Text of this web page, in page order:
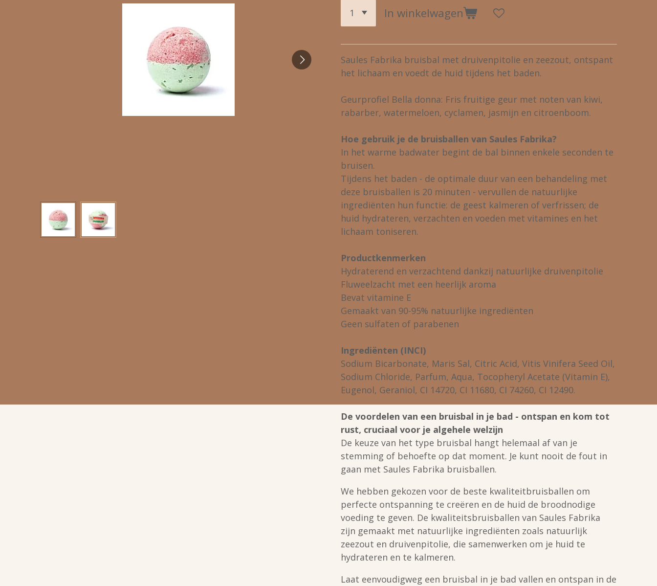
In winkelwagen
Saules Fabrika bruisbal met druivenpitolie en zeezout, ontspant
het lichaam en voedt de huid tijdens het baden.
Geurprofiel Bella donna: Fris fruitige geur met noten van kiwi,
rabarber, watermeloen, cyclamen, jasmijn en citroenboom.
Hoe gebruik je de bruisballen van Saules Fabrika?
In het warme badwater begint de bal binnen enkele seconden te
bruisen.
Tijdens het baden - de optimale duur van een behandeling met
deze bruisballen is 20 minuten - vervullen de natuurlijke
ingrediënten hun functie: de geest kalmeren of verfrissen; de
huid hydrateren, verzachten en voeden met vitamines en het
lichaam toniseren.
Productkenmerken
Hydraterend en verzachtend dankzij natuurlijke druivenpitolie
Fluweelzacht met een heerlijk aroma
Bevat vitamine E
Gemaakt van 90-95% natuurlijke ingrediënten
Geen sulfaten of parabenen
Ingrediënten (INCI)
Sodium Bicarbonate, Maris Sal, Citric Acid, Vitis Vinifera Seed Oil,
Sodium Chloride, Parfum, Aqua, Tocopheryl Acetate (Vitamin E),
Eugenol, Geraniol, CI 14720, CI 11680, CI 74260, CI 12490.
De voordelen van een bruisbal in je bad - ontspan en kom tot
rust, cruciaal voor je algehele welzijn
De keuze van het type bruisbal hangt helemaal af van je
stemming of behoefte op dat moment. Je kunt nooit de fout in
gaan met Saules Fabrika bruisballen.
We hebben gekozen voor de beste kwaliteitbruisballen om
perfecte ontspanning te creëren en de huid de broodnodige
voeding te geven. De kwaliteitsbruisballen van Saules Fabrika
zijn gemaakt met natuurlijke ingrediënten zoals natuurlijk
zeezout en druivenpitolie, die samenwerken om je huid te
hydrateren en te kalmeren.
Laat eenvoudigweg een bruisbal in je bad vallen en ontspan in de